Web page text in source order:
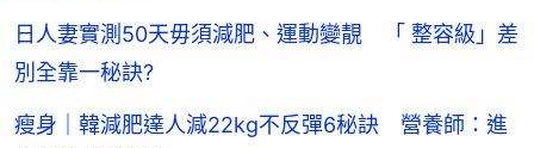
日人妻實測50天毋須減肥、運動變靚 「 整容級」差
別全靠一秘訣?
瘦身｜韓減肥達人減22kg不反彈6秘訣 營養師：進